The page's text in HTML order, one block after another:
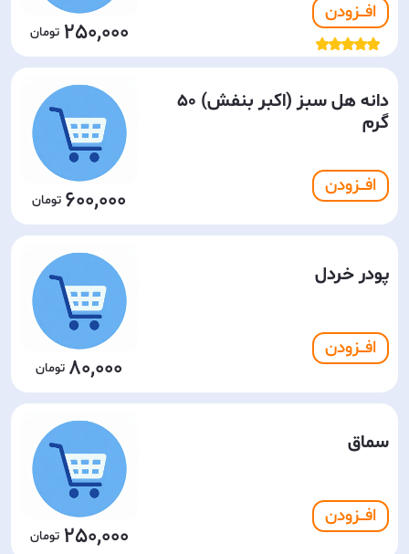
افـــزودن
250,000
دانه هل سبز (اکبر بنفش) 50
گرم
افـــزودن 600,000
پودر خردل
افـــزودن
80,000
سماق
افـــزودن
250,000